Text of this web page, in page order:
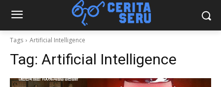
Tags Artificial Intelligence
Tag: Artificial Intelligence